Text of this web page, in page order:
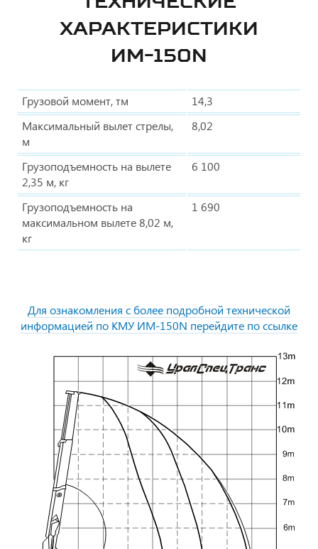
ХАРАКТЕРИСТИКИ
ИМ-150N
Грузовой момент, тм
14,3
Максимальный вылет стрелы,
м
8,02
Грузоподъемность на вылете
2,35 м, кг
6 100
Грузоподъемность на
максимальном вылете 8,02 м,
кг
1 690
Для ознакомления с более подробной технической
информацией по КМУ ИМ-150N перейдите по ссылке